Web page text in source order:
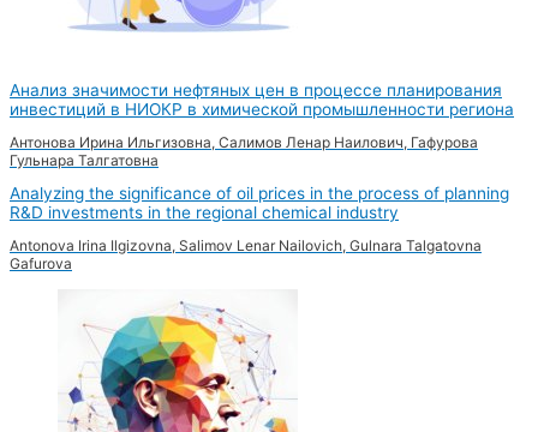
Анализ значимости нефтяных цен в процессе планирования
инвестиций в НИОКР в химической промышленности региона
Антонова Ирина Ильгизовна, Салимов Ленар Наилович, Гафурова
Гульнара Талгатовна
Analyzing the significance of oil prices in the process of planning
R&D investments in the regional chemical industry
Antonova Irina Ilgizovna, Salimov Lenar Nailovich, Gulnara Talgatovna
Gafurova